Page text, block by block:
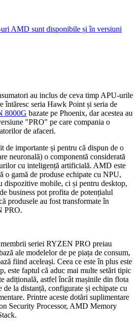
au inclus de ceva timp APU-urile
întăresc seria Hawk Point și seria de
8000G bazate pe Phoenix, dar acestea au
"PRO" pe care compania o
de afaceri.
de importante și pentru că dispun de o
neuronală) o componentă considerată
cu inteligență artificială. AMD este
o gamă de produse echipate cu NPU,
dispozitive mobile, ci și pentru desktop,
business pot profita de potențialul
produsele au fost transformate în
PRO.
seriei RYZEN PRO preiau
ale modelelor de pe piața de consum,
fiind aceleași. Ceea ce este în plus este
este faptul că aduc mai multe setări tipic
adițională, astfel încât mașinile din flota
de la distanță, configurate și echipate cu
Printre aceste dotări suplimentare
Security Processor, AMD Memory